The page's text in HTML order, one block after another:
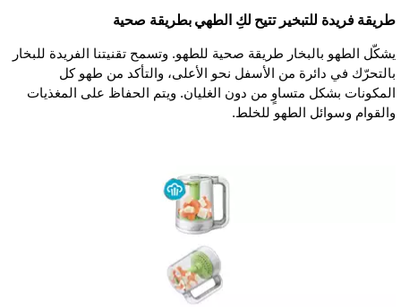
طريقة فريدة للتبخير تتيح لكِ الطهي بطريقة صحية
يشكّل الطهو بالبخار طريقة صحية للطهو. وتسمح تقنيتنا الفريدة للبخار
بالتحرّك في دائرة من الأسفل نحو الأعلى، والتأكد من طهو كل
المكونات بشكل متساوٍ من دون الغليان. ويتم الحفاظ على المغذيات
والقوام وسوائل الطهو للخلط.